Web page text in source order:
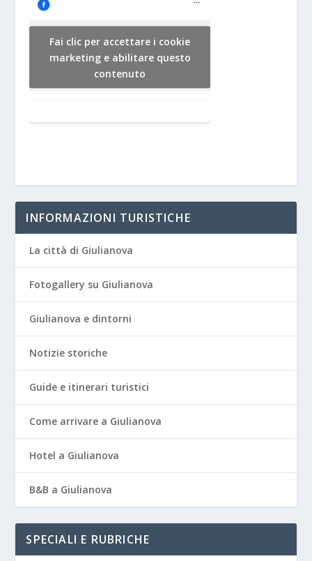
Fai clic per accettare i cookie
marketing e abilitare questo
contenuto
INFORMAZIONI TURISTICHE
La città di Giulianova
Fotogallery su Giulianova
Giulianova e dintorni
Notizie storiche
Guide e itinerari turistici
Come arrivare a Giulianova
Hotel a Giulianova
B&B a Giulianova
SPECIALI E RUBRICHE